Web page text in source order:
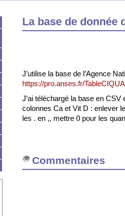
La base de donnée
J’utilise la base de l’Agence
https://pro.anses.fr/
J’ai téléchargé la base en
colonnes Ca et Vit D : enlever
les . en ,, mettre 0 pour les
Commentaires